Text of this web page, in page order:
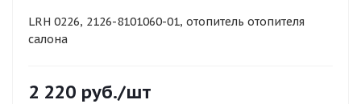
LRH 0226, 2126-8101060-01, отопитель отопителя
салона
2 220 руб./шт